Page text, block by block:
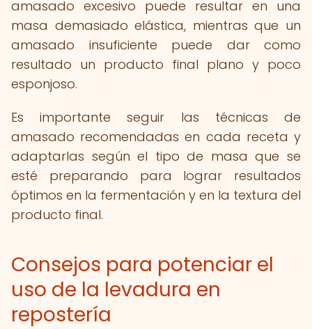
amasado excesivo puede resultar en una
masa demasiado elástica, mientras que un
amasado insuficiente puede dar como
resultado un producto final plano y poco
esponjoso.
Es importante seguir las técnicas de
amasado recomendadas en cada receta y
adaptarlas según el tipo de masa que se
esté preparando para lograr resultados
óptimos en la fermentación y en la textura del
producto final.
Consejos para potenciar el
uso de la levadura en
repostería